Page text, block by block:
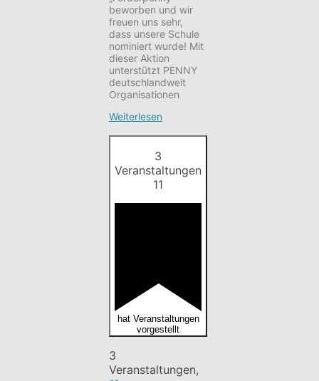
beworben und wir
freuen uns sehr,
dass unsere Schule
nominiert wurde! Mit
dieser Aktion
unterstützt PENNY
deutschlandweit
Organisationen
Weiterlesen
3
Veranstaltungen
11
hat Veranstaltungen
vorgestellt
3
Veranstaltungen,